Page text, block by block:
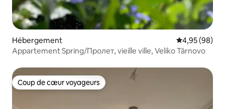
Hébergement Évaluation
4,95 (98)
Appartement Spring/Пролет, vieille ville, Veliko Tărnovo
Coup de cœur voyageurs
Coup de cœur voyageurs